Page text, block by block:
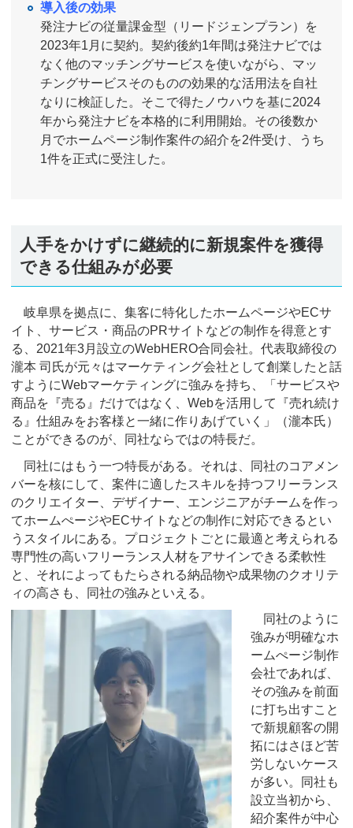
導入後の効果
発注ナビの従量課金型（リードジェンプラン）を
2023年1月に契約。契約後約1年間は発注ナビでは
なく他のマッチングサービスを使いながら、マッ
チングサービスそのものの効果的な活用法を自社
なりに検証した。そこで得たノウハウを基に2024
年から発注ナビを本格的に利用開始。その後数か
月でホームページ制作案件の紹介を2件受け、うち
1件を正式に受注した。
人手をかけずに継続的に新規案件を獲得
できる仕組みが必要
岐阜県を拠点に、集客に特化したホームページやECサ
イト、サービス・商品のPRサイトなどの制作を得意とす
る、2021年3月設立のWebHERO合同会社。代表取締役の
瀧本 司氏が元々はマーケティング会社として創業したと話
すようにWebマーケティングに強みを持ち、「サービスや
商品を『売る』だけではなく、Webを活用して『売れ続け
る』仕組みをお客様と一緒に作りあげていく」（瀧本氏）
ことができるのが、同社ならではの特長だ。
同社にはもう一つ特長がある。それは、同社のコアメン
バーを核にして、案件に適したスキルを持つフリーランス
のクリエイター、デザイナー、エンジニアがチームを作っ
てホームぺージやECサイトなどの制作に対応できるとい
うスタイルにある。プロジェクトごとに最適と考えられる
専門性の高いフリーランス人材をアサインできる柔軟性
と、それによってもたらされる納品物や成果物のクオリテ
ィの高さも、同社の強みといえる。
同社のように
強みが明確なホ
ームぺージ制作
会社であれば、
その強みを前面
に打ち出すこと
で新規顧客の開
拓にはさほど苦
労しないケース
が多い。同社も
設立当初から、
紹介案件が中心